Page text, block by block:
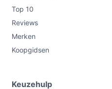
Top 10
Reviews
Merken
Koopgidsen
Keuzehulp